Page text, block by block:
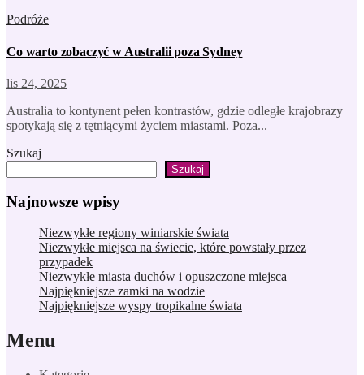
Podróże
Co warto zobaczyć w Australii poza Sydney
lis 24, 2025
Australia to kontynent pełen kontrastów, gdzie odległe krajobrazy
spotykają się z tętniącymi życiem miastami. Poza...
Szukaj
Szukaj
Najnowsze wpisy
Niezwykłe regiony winiarskie świata
Niezwykłe miejsca na świecie, które powstały przez
przypadek
Niezwykłe miasta duchów i opuszczone miejsca
Najpiękniejsze zamki na wodzie
Najpiękniejsze wyspy tropikalne świata
Menu